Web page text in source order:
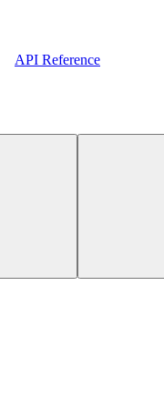
API Reference